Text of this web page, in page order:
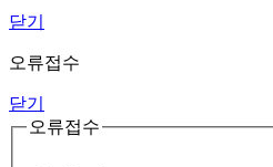
닫기
오류접수
닫기
오류접수